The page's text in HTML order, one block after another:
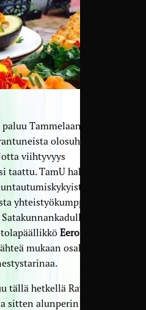
Tammelaan
olosuhteista
viihtyvyys
TamU haki VIP-
ja
yhteistyökumppania.
Eero
mukaan osaksi
tällä hetkellä Ravintola
sitten alunperin